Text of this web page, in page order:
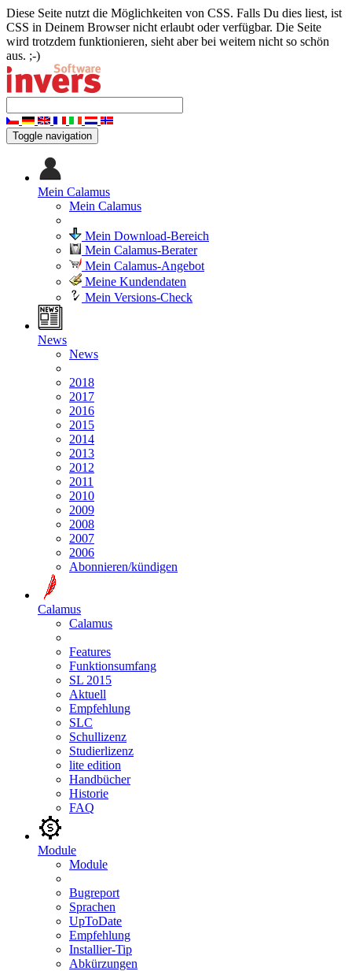
Diese Seite nutzt die Möglichkeiten von CSS. Falls Du dies liest, ist
CSS in Deinem Browser nicht erlaubt oder verfügbar. Die Seite
wird trotzdem funktionieren, sieht aber bei weitem nicht so schön
aus. ;-)
Toggle navigation
Mein Calamus
Mein Calamus
Mein Download-Bereich
Mein Calamus-Berater
Mein Calamus-Angebot
Meine Kundendaten
Mein Versions-Check
News
News
2018
2017
2016
2015
2014
2013
2012
2011
2010
2009
2008
2007
2006
Abonnieren/kündigen
Calamus
Calamus
Features
Funktionsumfang
SL 2015
Aktuell
Empfehlung
SLC
Schullizenz
Studierlizenz
lite edition
Handbücher
Historie
FAQ
Module
Module
Bugreport
Sprachen
UpToDate
Empfehlung
Installier-Tip
Abkürzungen